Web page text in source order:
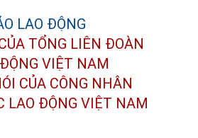
TỔNG LIÊN ĐOÀN
VIỆT NAM
CỦA CÔNG NHÂN
LAO ĐỘNG VIỆT NAM